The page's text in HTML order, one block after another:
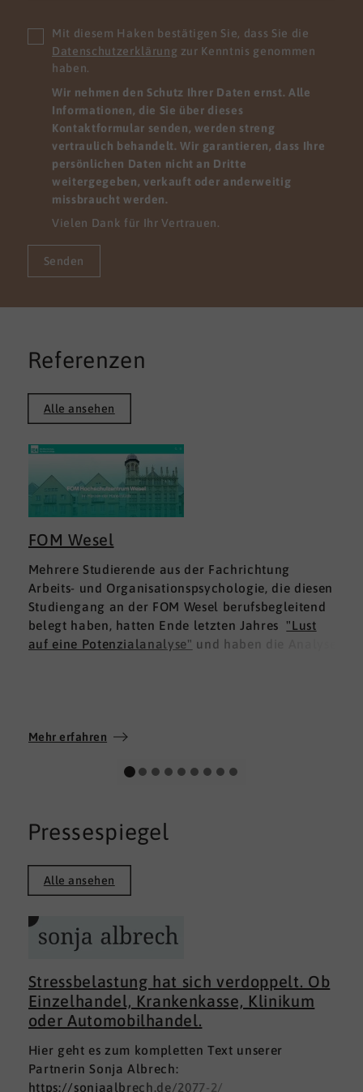
Mit diesem Haken bestätigen Sie, dass Sie die
Datenschutzerklärung zur Kenntnis genommen
haben.
Wir nehmen den Schutz Ihrer Daten ernst. Alle
Informationen, die Sie über dieses
Kontaktformular senden, werden streng
vertraulich behandelt. Wir garantieren, dass Ihre
persönlichen Daten nicht an Dritte
weitergegeben, verkauft oder anderweitig
missbraucht werden.
Vielen Dank für Ihr Vertrauen.
Senden
Referenzen
Alle ansehen
FOM Wesel
Mehrere Studierende aus der Fachrichtung
Arbeits- und Organisationspsychologie, die diesen
Studiengang an der FOM Wesel berufsbegleitend
belegt haben, hatten Ende letzten Jahres "Lust
auf eine Potenzialanalyse" und haben die Analyse
Wir wünschen allen Teilnehmerinnen und
persönlichen Weg und viel Erfolg.
Mehr erfahren
Pressespiegel
Alle ansehen
Stressbelastung hat sich verdoppelt. Ob
Einzelhandel, Krankenkasse, Klinikum
oder Automobilhandel.
Hier geht es zum kompletten Text unserer
Partnerin Sonja Albrech:
https://sonjaalbrech.de/2077-2/